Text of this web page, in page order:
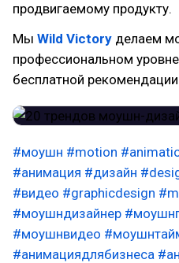
продвигаемому продукту.
Мы Wild Victory делаем
профессиональном
бесплатной рекомендации
#моушн #motion
#анимация #дизайн
#видео #graphicdesign
#моушндизайнер
#моушнвидео
#анимациядлябизнеса